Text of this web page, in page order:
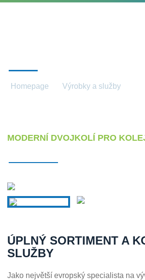
Homepage Výrobky a služby
MODERNÍ DVOJKOLÍ PRO
ÚPLNÝ SORTIMENT A
SLUŽBY
Jako největší evropský specialista na